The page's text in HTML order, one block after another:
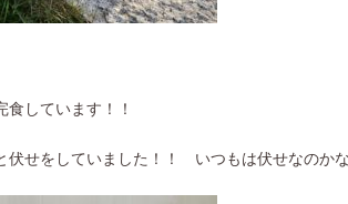
食しています！！
伏せをしていました！！ いつもは伏せなのか